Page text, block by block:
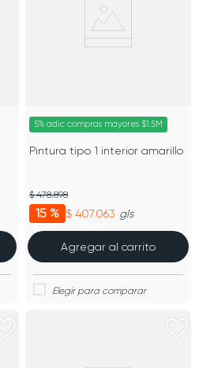
5% adic compras mayores $1.5M
Pintura tipo 1 interior amarillo
15 % $ 407.063
$ 478.898
gls
Agregar al carrito